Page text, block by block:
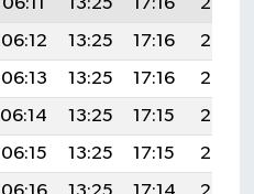
06:12 13:25 17:16
20:29
06:13 13:25 17:16
20:27
06:14 13:25 17:15
20:26
06:15 13:25 17:15
20:25